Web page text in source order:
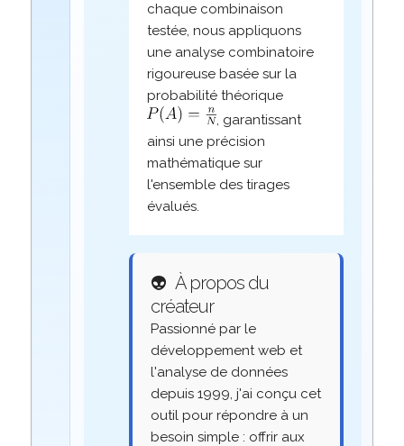
chaque combinaison
testée, nous appliquons
une analyse combinatoire
rigoureuse basée sur la
probabilité théorique
, garantissant
ainsi une précision
mathématique sur
l'ensemble des tirages
évalués.
👽 À propos du
créateur
Passionné par le
développement web et
l'analyse de données
depuis 1999, j'ai conçu cet
outil pour répondre à un
besoin simple : offrir aux